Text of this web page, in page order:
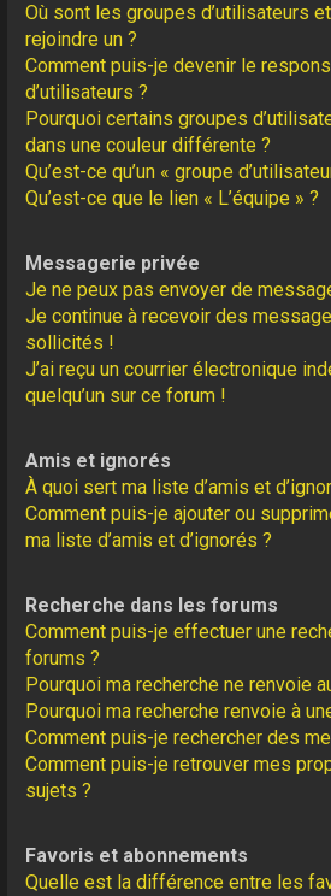
Où sont les groupes d’utilisateurs
rejoindre un ?
Comment puis-je devenir le
d’utilisateurs ?
Pourquoi certains groupes
dans une couleur différente ?
Qu’est-ce qu’un « groupe
Qu’est-ce que le lien « L’équipe » ?
Messagerie privée
Je ne peux pas envoyer de
Je continue à recevoir des
sollicités !
J’ai reçu un courrier électronique
quelqu’un sur ce forum !
Amis et ignorés
À quoi sert ma liste d’amis et
Comment puis-je ajouter ou
ma liste d’amis et d’ignorés ?
Recherche dans les forums
Comment puis-je effectuer une
forums ?
Pourquoi ma recherche ne renvoie
Pourquoi ma recherche renvoie à
Comment puis-je rechercher des
Comment puis-je retrouver mes
sujets ?
Favoris et abonnements
Quelle est la différence entre les